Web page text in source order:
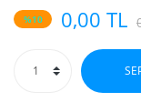
%10 0,00 TL